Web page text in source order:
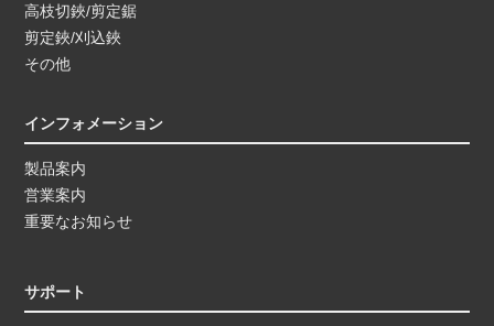
高枝切鋏/剪定鋸
剪定鋏/刈込鋏
その他
インフォメーション
製品案内
営業案内
重要なお知らせ
サポート